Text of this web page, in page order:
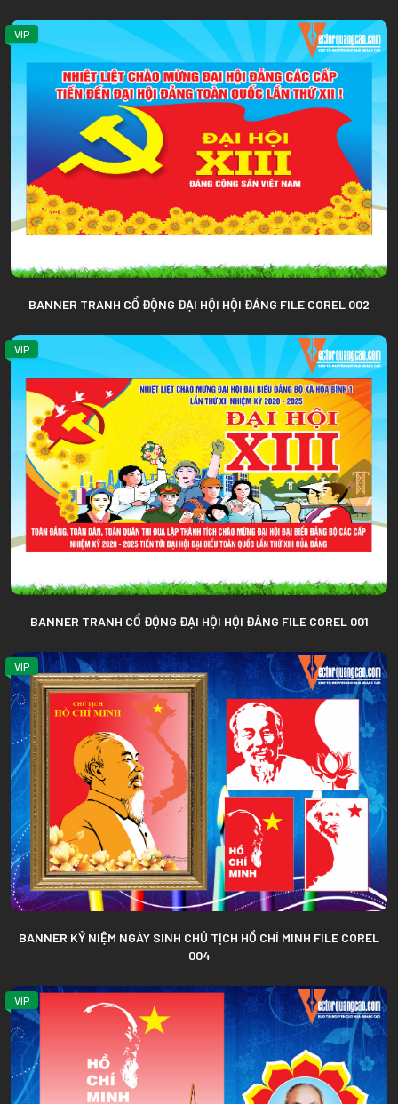
VIP
BANNER TRANH CỔ ĐỘNG ĐẠI HỘI HỘI ĐẢNG FILE COREL 002
VIP
BANNER TRANH CỔ ĐỘNG ĐẠI HỘI HỘI ĐẢNG FILE COREL 001
VIP
BANNER KỶ NIỆM NGÀY SINH CHỦ TỊCH HỒ CHÍ MINH FILE COREL
004
VIP